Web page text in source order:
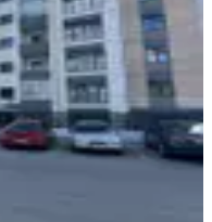
Mevlüt Sönmez